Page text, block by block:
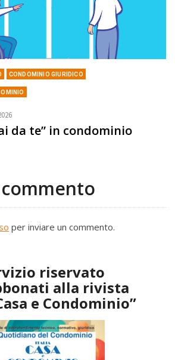
CONDOMINIO GIURIDICO
da te” in condominio
per inviare un commento.
riservato
alla rivista
e Condominio”